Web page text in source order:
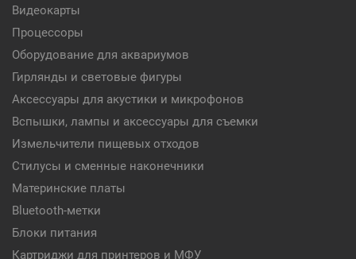
Видеокарты
Процессоры
Оборудование для аквариумов
Гирлянды и световые фигуры
Аксессуары для акустики и микрофонов
Вспышки, лампы и аксессуары для съемки
Измельчители пищевых отходов
Стилусы и сменные наконечники
Материнские платы
Bluetooth-метки
Блоки питания
Картриджи для принтеров и МФУ